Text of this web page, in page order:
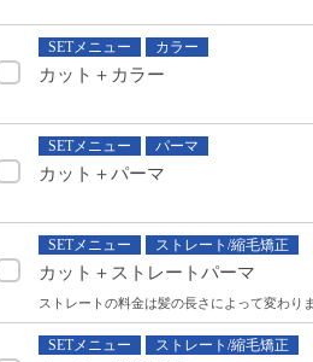
SETメニュー カラー
カット＋カラー
SETメニュー パーマ
カット＋パーマ
SETメニュー ストレート/縮毛矯正
カット＋ストレートパーマ
ストレートの料金は髪の長さによって変わり
SETメニュー ストレート/縮毛矯正